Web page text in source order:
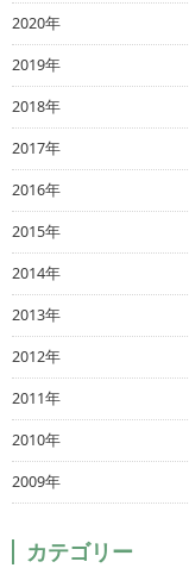
2020年
2019年
2018年
2017年
2016年
2015年
2014年
2013年
2012年
2011年
2010年
2009年
カテゴリー